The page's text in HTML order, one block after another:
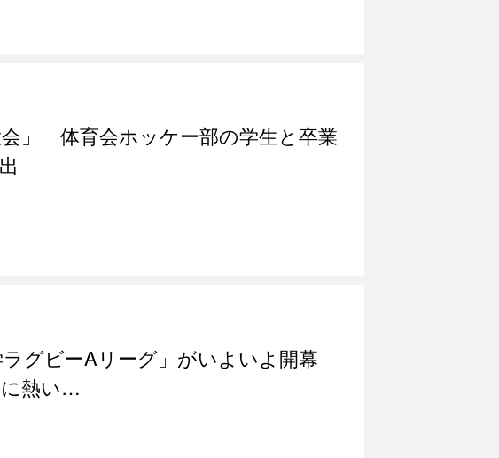
会」 体育会ホッケー部の学生と卒業
ラグビーAリーグ」がいよいよ開幕
に熱い…